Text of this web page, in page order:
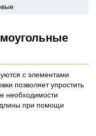
с элементами
позволяет упростить
необходимости
при помощи